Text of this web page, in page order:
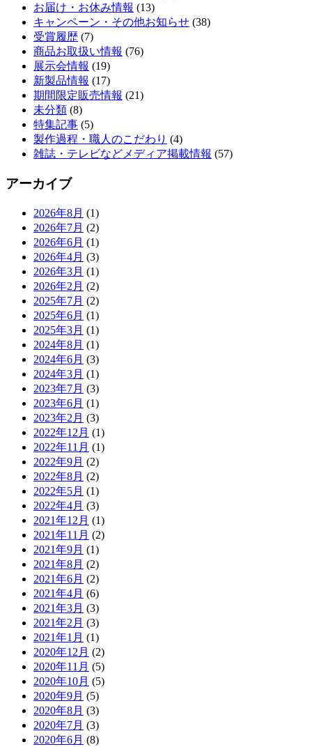
お届け・お休み情報 (13)
キャンペーン・その他お知らせ (38)
受賞履歴 (7)
商品お取扱い情報 (76)
展示会情報 (19)
新製品情報 (17)
期間限定販売情報 (21)
未分類 (8)
特集記事 (5)
製作過程・職人のこだわり (4)
雑誌・テレビなどメディア掲載情報 (57)
アーカイブ
2026年8月 (1)
2026年7月 (2)
2026年6月 (1)
2026年4月 (3)
2026年3月 (1)
2026年2月 (2)
2025年7月 (2)
2025年6月 (1)
2025年3月 (1)
2024年8月 (1)
2024年6月 (3)
2024年3月 (1)
2023年7月 (3)
2023年6月 (1)
2023年2月 (3)
2022年12月 (1)
2022年11月 (1)
2022年9月 (2)
2022年8月 (2)
2022年5月 (1)
2022年4月 (3)
2021年12月 (1)
2021年11月 (2)
2021年9月 (1)
2021年8月 (2)
2021年6月 (2)
2021年4月 (6)
2021年3月 (3)
2021年2月 (3)
2021年1月 (1)
2020年12月 (2)
2020年11月 (5)
2020年10月 (5)
2020年9月 (5)
2020年8月 (3)
2020年7月 (3)
2020年6月 (8)